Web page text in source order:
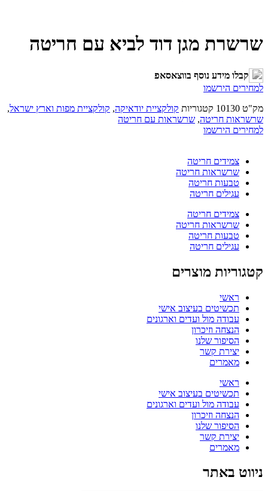
שרשרת מגן דוד לביא עם חריטה
קבלו מידע נוסף בווצאסאפ
למחירים הירשמו
מק"ט 10130 קטגוריות קולקציית יודאיקה, קולקציית מפות וארץ ישראל,
שרשראות חריטה, שרשראות עם חריטה
למחירים הירשמו
צמידים חריטה
שרשראות חריטה
טבעות חריטה
עגילים חריטה
צמידים חריטה
שרשראות חריטה
טבעות חריטה
עגילים חריטה
קטגוריות מוצרים
ראשי
תכשיטים בעיצוב אישי
עבודה מול ועדים וארגונים
הנצחה וזיכרון
הסיפור שלנו
יצירת קשר
מאמרים
ראשי
תכשיטים בעיצוב אישי
עבודה מול ועדים וארגונים
הנצחה וזיכרון
הסיפור שלנו
יצירת קשר
מאמרים
ניווט באתר